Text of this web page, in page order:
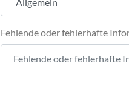
Fehlende oder fehlerhafte